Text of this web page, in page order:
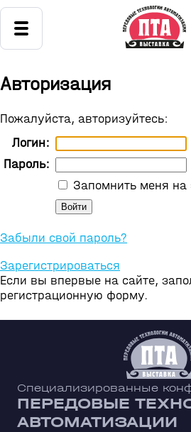
Авторизация
Пожалуйста, авторизуйтесь:
Логин:
Пароль:
Запомнить меня на
Забыли свой пароль?
Зарегистрироваться
Если вы впервые на сайте,
регистрационную форму.
Специализированные
ПЕРЕДОВЫЕ
АВТОМАТИЗАЦИИ